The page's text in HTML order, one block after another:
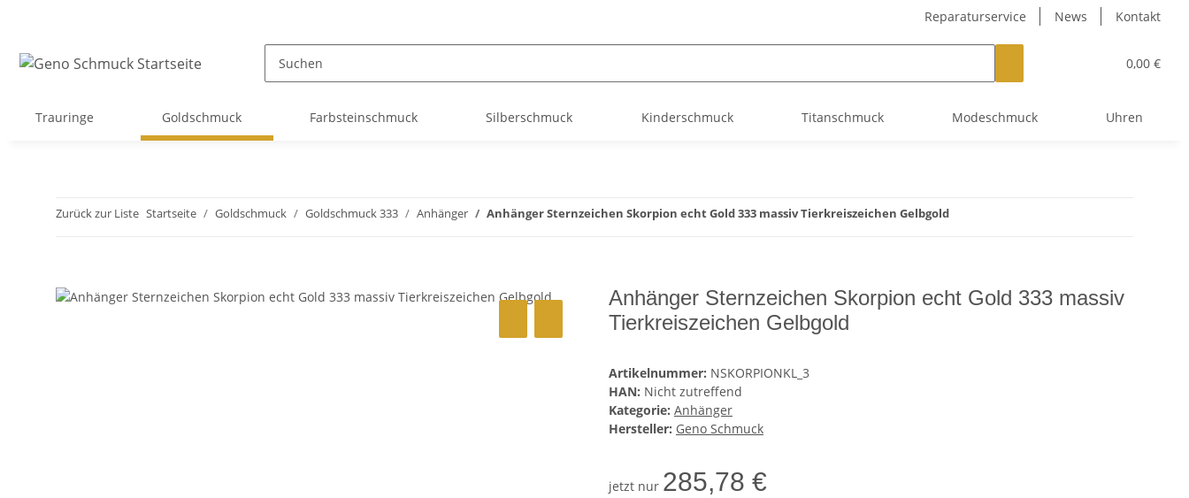
Reparaturservice News Kontakt
0,00 €
Trauringe Goldschmuck Farbsteinschmuck Silberschmuck Kinderschmuck Titanschmuck Modeschmuck Uhren
Zurück zur Liste Startseite Goldschmuck Goldschmuck 333 Anhänger Anhänger Sternzeichen Skorpion echt Gold 333 massiv Tierkreiszeichen Gelbgold
Anhänger Sternzeichen Skorpion echt Gold 333 massiv
Tierkreiszeichen Gelbgold
Artikelnummer: NSKORPIONKL_3
HAN: Nicht zutreffend
Kategorie: Anhänger
Hersteller: Geno Schmuck
jetzt nur 285,78 €